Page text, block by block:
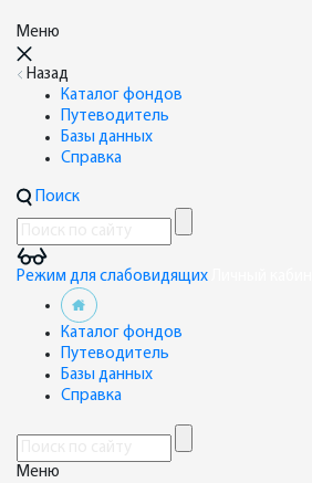
Меню
Назад
Каталог фондов
Путеводитель
Базы данных
Справка
Поиск
Режим для слабовидящих
Каталог фондов
Путеводитель
Базы данных
Справка
Меню